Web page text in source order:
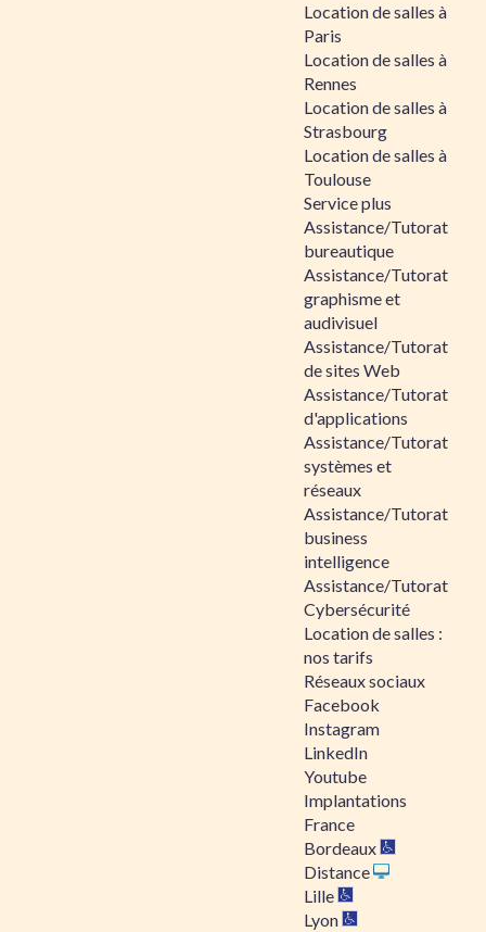
Location de salles à
Paris
Location de salles à
Rennes
Location de salles à
Strasbourg
Location de salles à
Toulouse
Service plus
Assistance/Tutorat
bureautique
Assistance/Tutorat
graphisme et
audivisuel
Assistance/Tutorat
de sites Web
Assistance/Tutorat
d'applications
Assistance/Tutorat
systèmes et
réseaux
Assistance/Tutorat
business
intelligence
Assistance/Tutorat
Cybersécurité
Location de salles :
nos tarifs
Réseaux sociaux
Facebook
Instagram
LinkedIn
Youtube
Implantations
France
Bordeaux
Distance
Lille
Lyon